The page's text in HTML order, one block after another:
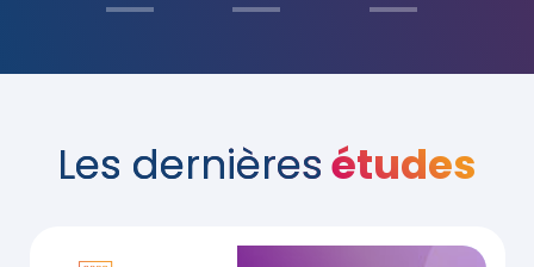
Les dernièresétudes